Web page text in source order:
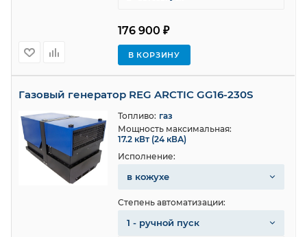
176 900 ₽
В КОРЗИНУ
Газовый генератор REG ARCTIC GG16-230S
Топливо: газ
Мощность максимальная:
17.2 кВт (24 кВА)
Исполнение:
в кожухе
Степень автоматизации:
1 - ручной пуск